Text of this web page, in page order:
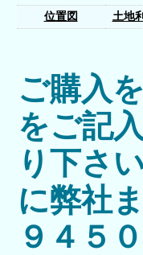
位置図 土地
ご購入
をご記
り下さ
に弊社
９４５０